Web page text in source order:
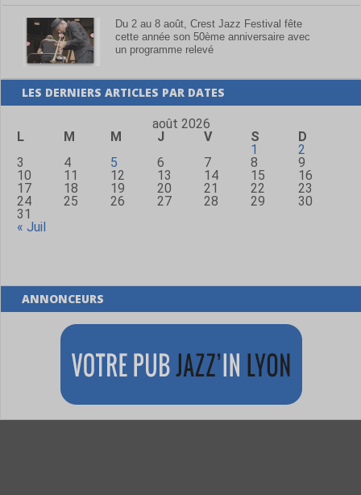
Du 2 au 8 août, Crest Jazz Festival fête
cette année son 50ème anniversaire avec
un programme relevé
LES DERNIERS ARTICLES PAR DATES
août 2026
L
M M J V S
D
1
2
3
4 5 6 7 8
9
10
11 12 13 14 15
16
17
18 19 20 21 22
23
24
25 26 27 28 29
30
31
« Juil
ANNONCEURS